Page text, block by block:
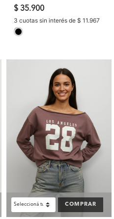
$ 35.900
3 cuotas sin interés de $ 11.967
COMPRAR